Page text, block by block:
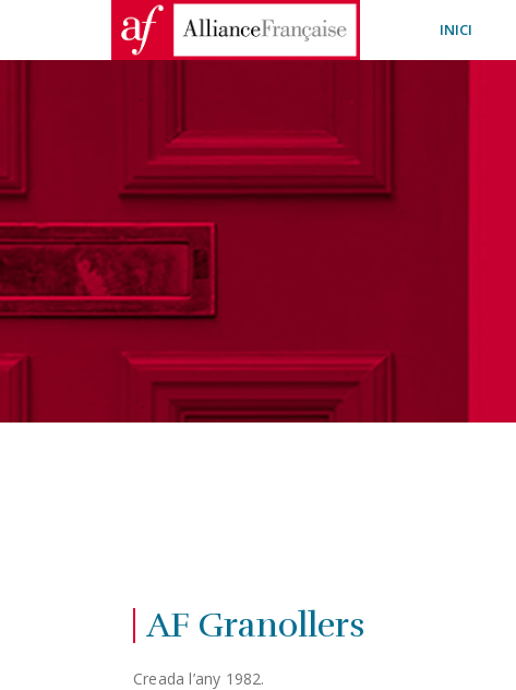
INICI
AF Granollers
Creada l’any 1982.